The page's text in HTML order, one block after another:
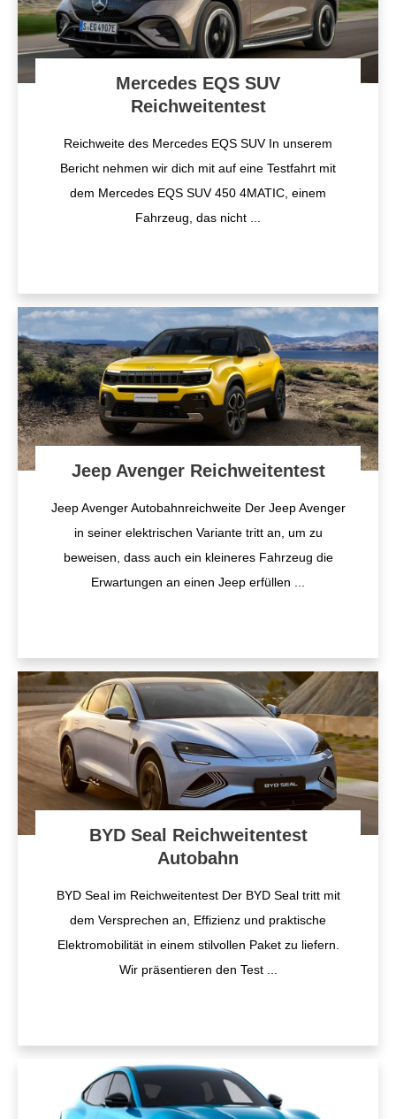
Mercedes EQS SUV
Reichweitentest
Reichweite des Mercedes EQS SUV In unserem
Bericht nehmen wir dich mit auf eine Testfahrt mit
dem Mercedes EQS SUV 450 4MATIC, einem
Fahrzeug, das nicht
Jeep Avenger Reichweitentest
Jeep Avenger Autobahnreichweite Der Jeep Avenger
in seiner elektrischen Variante tritt an, um zu
beweisen, dass auch ein kleineres Fahrzeug die
Erwartungen an einen Jeep erfüllen
BYD Seal Reichweitentest
Autobahn
BYD Seal im Reichweitentest Der BYD Seal tritt mit
dem Versprechen an, Effizienz und praktische
Elektromobilität in einem stilvollen Paket zu liefern.
Wir präsentieren den Test